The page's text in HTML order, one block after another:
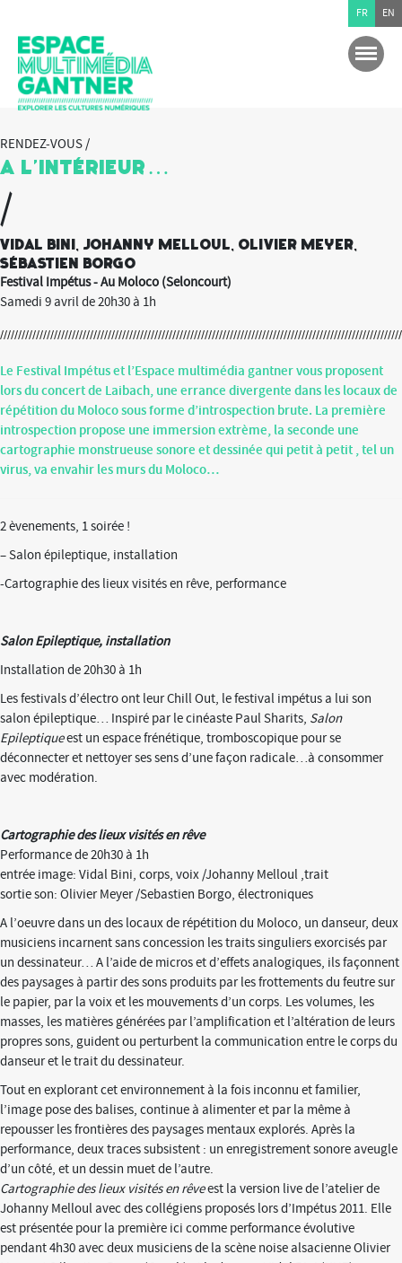
RENDEZ-VOUS /
A l’intérieur…
/
Vidal Bini, Johanny Melloul, Olivier Meyer,
Sébastien Borgo
Festival Impétus - Au Moloco (Seloncourt)
Samedi 9 avril de 20h30 à 1h
Le Festival Impétus et l’Espace multimédia gantner vous proposent
lors du concert de Laibach, une errance divergente dans les locaux de
répétition du Moloco sous forme d’introspection brute. La première
introspection propose une immersion extrème, la seconde une
cartographie monstrueuse sonore et dessinée qui petit à petit , tel un
virus, va envahir les murs du Moloco…
2 èvenements, 1 soirée !
– Salon épileptique, installation
-Cartographie des lieux visités en rêve, performance
Salon Epileptique, installation
Installation de 20h30 à 1h
Les festivals d’électro ont leur Chill Out, le festival impétus a lui son
salon épileptique… Inspiré par le cinéaste Paul Sharits, Salon
Epileptiqueest un espace frénétique, tromboscopique pour se
déconnecter et nettoyer ses sens d’une façon radicale…à consommer
avec modération.
Cartographie des lieux visités en rêve
Performance de 20h30 à 1h
entrée image: Vidal Bini, corps, voix /Johanny Melloul ,trait
sortie son: Olivier Meyer /Sebastien Borgo, électroniques
A l’oeuvre dans un des locaux de répétition du Moloco, un danseur, deux
musiciens incarnent sans concession les traits singuliers exorcisés par
un dessinateur… A l’aide de micros et d’effets analogiques, ils façonnent
des paysages à partir des sons produits par les frottements du feutre sur
le papier, par la voix et les mouvements d’un corps. Les volumes, les
masses, les matières générées par l’amplification et l’altération de leurs
propres sons, guident ou perturbent la communication entre le corps du
danseur et le trait du dessinateur.
Tout en explorant cet environnement à la fois inconnu et familier,
l’image pose des balises, continue à alimenter et par la même à
repousser les frontières des paysages mentaux explorés. Après la
performance, deux traces subsistent : un enregistrement sonore aveugle
d’un côté, et un dessin muet de l’autre.
Cartographie des lieux visités en rêveest la version live de l’atelier de
Johanny Melloul avec des collégiens proposés lors d’Impétus 2011. Elle
est présentée pour la première ici comme performance évolutive
pendant 4h30 avec deux musiciens de la scène noise alsacienne Olivier
FR EN